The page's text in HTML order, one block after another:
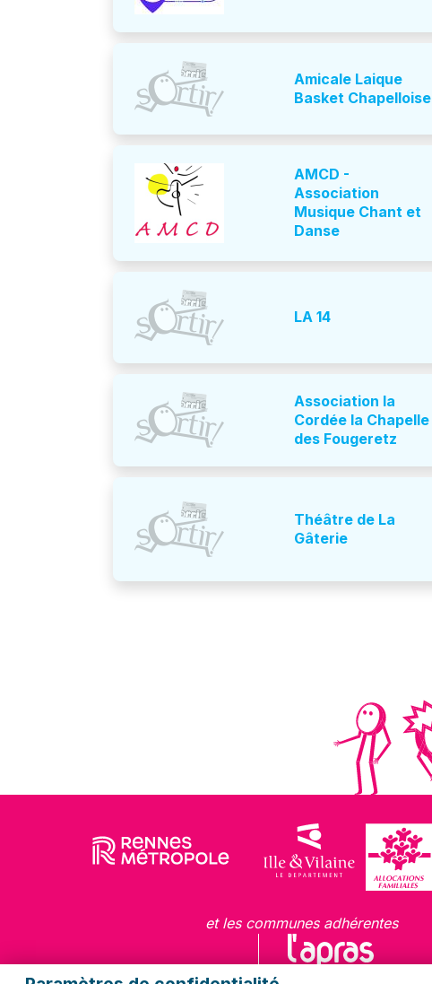
Amicale Laique
Basket Chapelloise
AMCD -
Association
Musique Chant et
Danse
LA 14
Association la
Cordée la Chapelle
des Fougeretz
Théâtre de La
Gâterie
et les communes adhérentes